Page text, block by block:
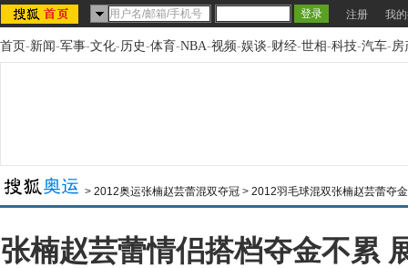
注册 我
首页-新闻-军事-文化-历史-体育-NBA-视频-娱谈-财经-世相-科技-汽车-房
> 2012奥运张楠赵芸蕾混双夺冠 > 2012羽毛球混双张楠赵芸蕾夺
张楠赵芸蕾情侣搭档夺金不累